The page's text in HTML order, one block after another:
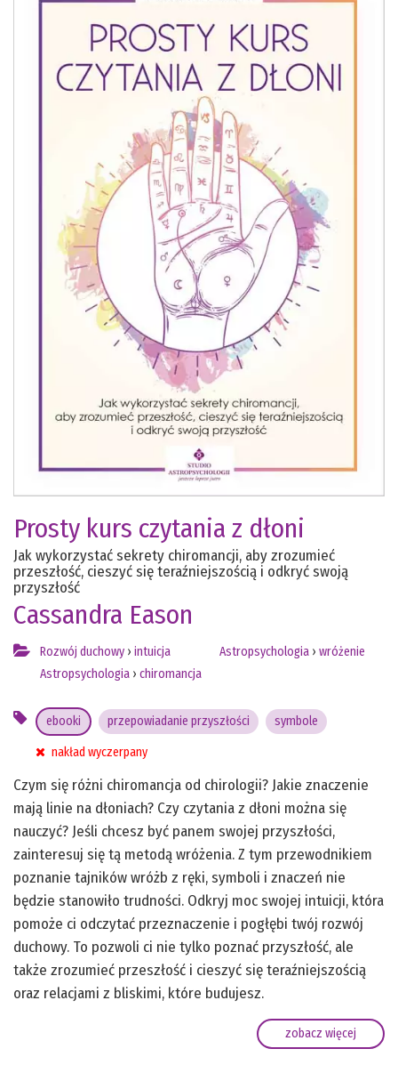
Prosty kurs czytania z dłoni
Jak wykorzystać sekrety chiromancji, aby zrozumieć
przeszłość, cieszyć się teraźniejszością i odkryć swoją
przyszłość
Cassandra Eason
Rozwój duchowy › intuicja
Astropsychologia › chiromancja
Astropsychologia › wróżenie
ebooki przepowiadanie przyszłości symbole
nakład wyczerpany
Czym się różni chiromancja od chirologii? Jakie znaczenie
mają linie na dłoniach? Czy czytania z dłoni można się
nauczyć? Jeśli chcesz być panem swojej przyszłości,
zainteresuj się tą metodą wróżenia. Z tym przewodnikiem
poznanie tajników wróżb z ręki, symboli i znaczeń nie
będzie stanowiło trudności. Odkryj moc swojej intuicji, która
pomoże ci odczytać przeznaczenie i pogłębi twój rozwój
duchowy. To pozwoli ci nie tylko poznać przyszłość, ale
także zrozumieć przeszłość i cieszyć się teraźniejszością
oraz relacjami z bliskimi, które budujesz.
zobacz więcej